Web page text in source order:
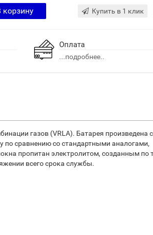
корзину Купить в 1 клик
Оплата
...подробнее..
газов (VRLA). Батарея произведена с
по сравнению со стандартными аналогами,
пропитан электролитом, созданным по
всего срока службы.